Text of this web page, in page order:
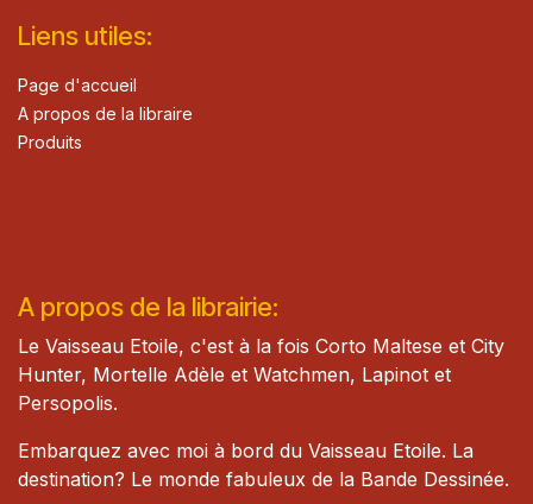
Lie​ns utiles:
Page d'accueil
A propos de la libraire
Produits
A propos de la librairie:
Le Vaisseau Etoile, c'est à la fois Corto Maltese et City
Hunter, Mortelle Adèle et Watch​men, Lapinot et
Persopolis.
Embarquez avec moi à bord du Vaisseau Etoile. La
destination? Le monde fabuleux de la Bande Dessinée.